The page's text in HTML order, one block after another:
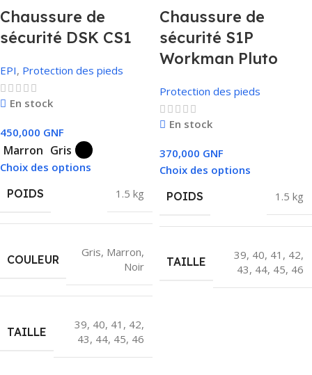
Chaussure de
sécurité DSK CS1
EPI, Protection des pieds
En stock
450,000 GNF
Marron Gris
Choix des options
POIDS 1.5 kg
COULEUR
Gris, Marron,
Noir
TAILLE
39, 40, 41 , 42,
43, 44, 45, 46
Chaussure de
sécurité S1P
Workman Pluto
Protection des pieds
En stock
370,000 GNF
Choix des options
POIDS 1.5 kg
TAILLE
39, 40, 41 , 42,
43, 44, 45, 46